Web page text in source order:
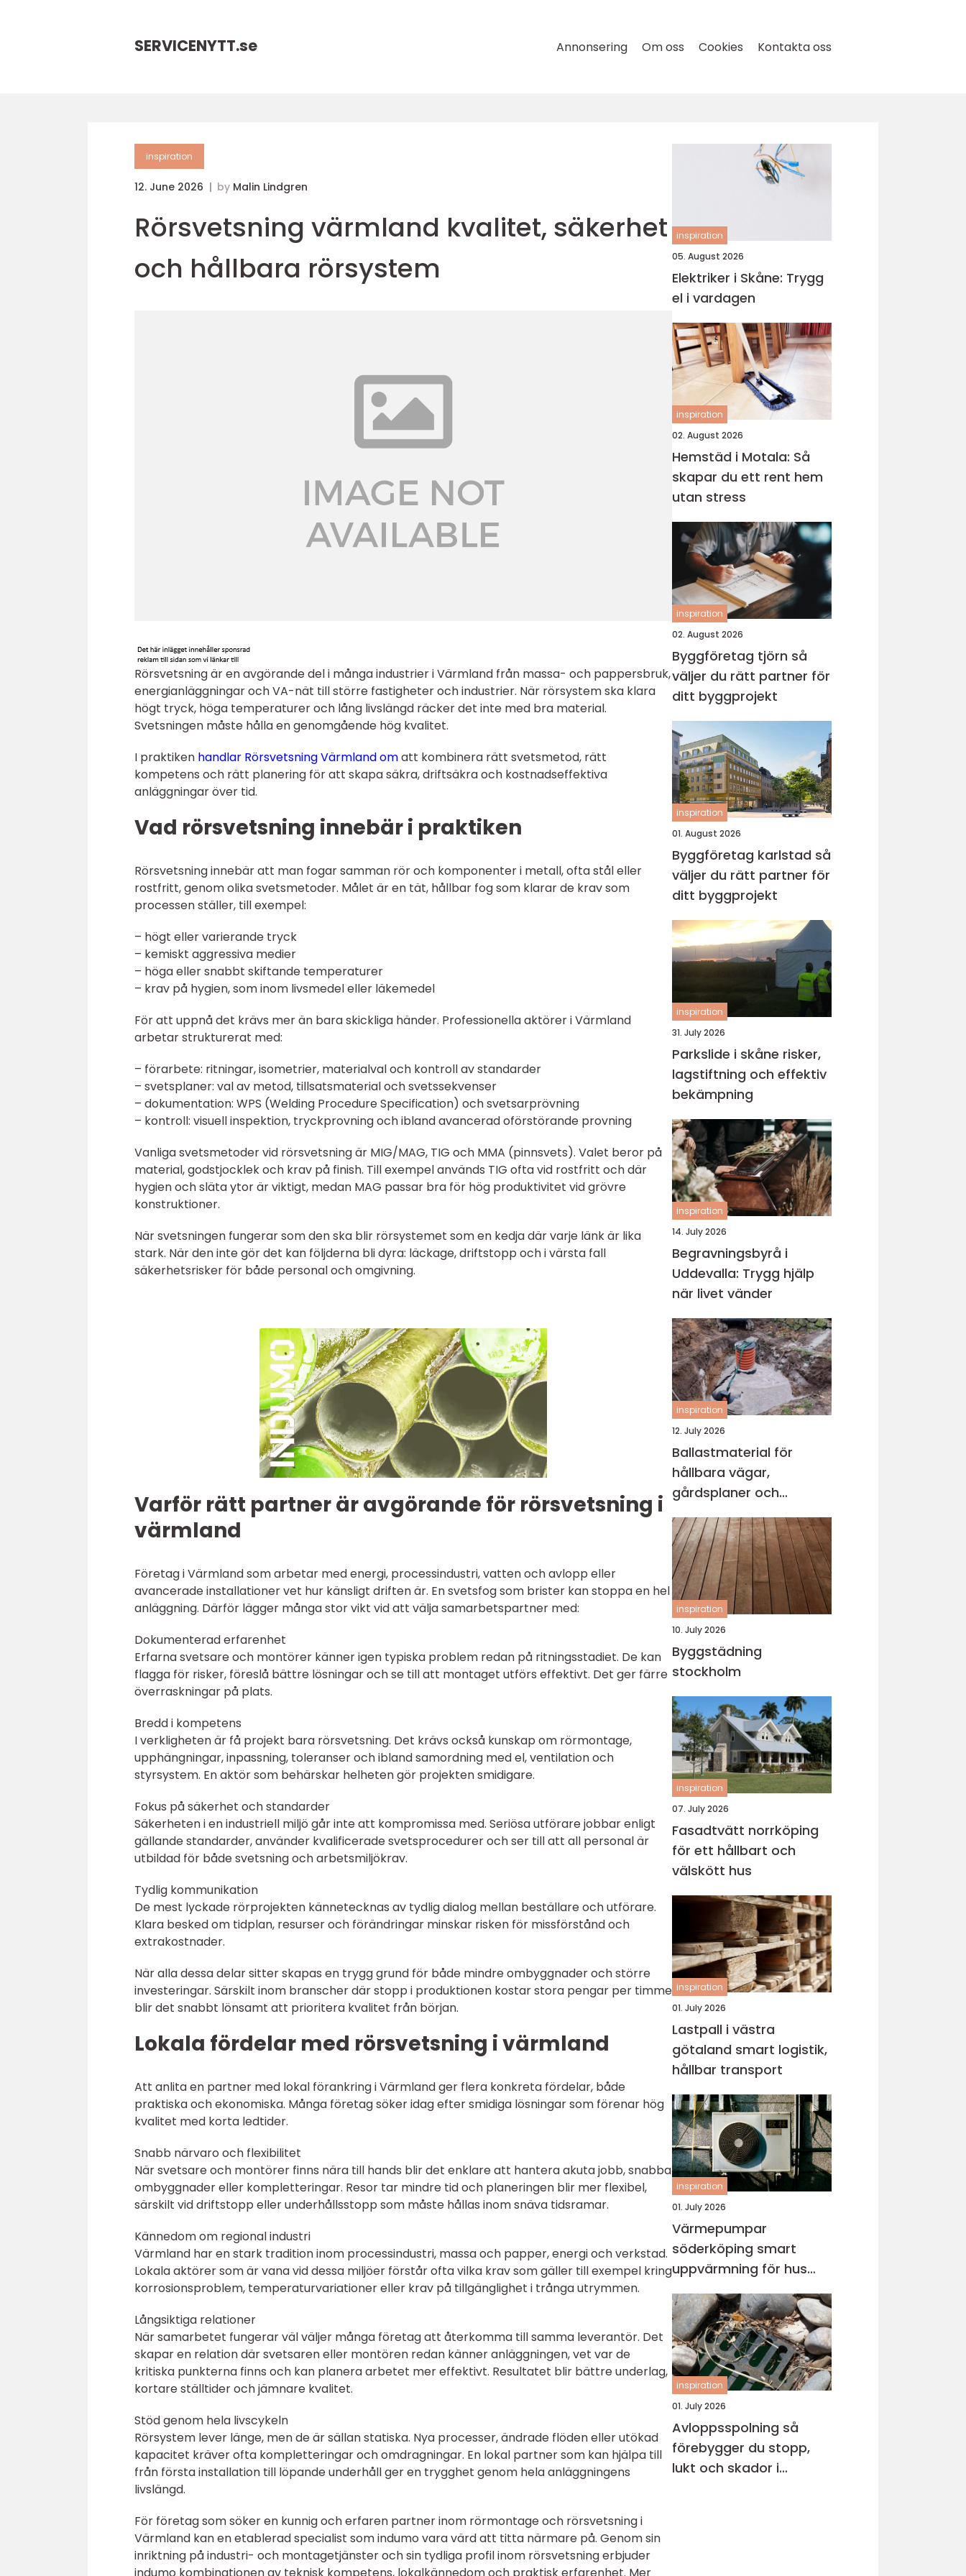
SERVICENYTT.se Annonsering Om oss Cookies Kontakta oss
inspiration
12. June 2026 by Malin Lindgren
Rörsvetsning värmland kvalitet, säkerhet
och hållbara rörsystem
Rörsvetsning är en avgörande del i många industrier i Värmland från massa- och pappersbruk,
energianläggningar och VA-nät till större fastigheter och industrier. När rörsystem ska klara
högt tryck, höga temperaturer och lång livslängd räcker det inte med bra material.
Svetsningen måste hålla en genomgående hög kvalitet.
I praktiken handlar Rörsvetsning Värmland omatt kombinera rätt svetsmetod, rätt
kompetens och rätt planering för att skapa säkra, driftsäkra och kostnadseffektiva
anläggningar över tid.
Vad rörsvetsning innebär i praktiken
Rörsvetsning innebär att man fogar samman rör och komponenter i metall, ofta stål eller
rostfritt, genom olika svetsmetoder. Målet är en tät, hållbar fog som klarar de krav som
processen ställer, till exempel:
– högt eller varierande tryck
– kemiskt aggressiva medier
– höga eller snabbt skiftande temperaturer
– krav på hygien, som inom livsmedel eller läkemedel
För att uppnå det krävs mer än bara skickliga händer. Professionella aktörer i Värmland
arbetar strukturerat med:
– förarbete: ritningar, isometrier, materialval och kontroll av standarder
– svetsplaner: val av metod, tillsatsmaterial och svetssekvenser
– dokumentation: WPS (Welding Procedure Specification) och svetsarprövning
– kontroll: visuell inspektion, tryckprovning och ibland avancerad oförstörande provning
Vanliga svetsmetoder vid rörsvetsning är MIG/MAG, TIG och MMA (pinnsvets). Valet beror på
material, godstjocklek och krav på finish. Till exempel används TIG ofta vid rostfritt och där
hygien och släta ytor är viktigt, medan MAG passar bra för hög produktivitet vid grövre
konstruktioner.
När svetsningen fungerar som den ska blir rörsystemet som en kedja där varje länk är lika
stark. När den inte gör det kan följderna bli dyra: läckage, driftstopp och i värsta fall
säkerhetsrisker för både personal och omgivning.
Varför rätt partner är avgörande för rörsvetsning i
värmland
Företag i Värmland som arbetar med energi, processindustri, vatten och avlopp eller
avancerade installationer vet hur känsligt driften är. En svetsfog som brister kan stoppa en hel
anläggning. Därför lägger många stor vikt vid att välja samarbetspartner med:
Dokumenterad erfarenhet
Erfarna svetsare och montörer känner igen typiska problem redan på ritningsstadiet. De kan
flagga för risker, föreslå bättre lösningar och se till att montaget utförs effektivt. Det ger färre
överraskningar på plats.
Bredd i kompetens
I verkligheten är få projekt bara rörsvetsning. Det krävs också kunskap om rörmontage,
upphängningar, inpassning, toleranser och ibland samordning med el, ventilation och
styrsystem. En aktör som behärskar helheten gör projekten smidigare.
Fokus på säkerhet och standarder
Säkerheten i en industriell miljö går inte att kompromissa med. Seriösa utförare jobbar enligt
gällande standarder, använder kvalificerade svetsprocedurer och ser till att all personal är
utbildad för både svetsning och arbetsmiljökrav.
Tydlig kommunikation
De mest lyckade rörprojekten kännetecknas av tydlig dialog mellan beställare och utförare.
Klara besked om tidplan, resurser och förändringar minskar risken för missförstånd och
extrakostnader.
När alla dessa delar sitter skapas en trygg grund för både mindre ombyggnader och större
investeringar. Särskilt inom branscher där stopp i produktionen kostar stora pengar per timme
blir det snabbt lönsamt att prioritera kvalitet från början.
Lokala fördelar med rörsvetsning i värmland
Att anlita en partner med lokal förankring i Värmland ger flera konkreta fördelar, både
praktiska och ekonomiska. Många företag söker idag efter smidiga lösningar som förenar hög
kvalitet med korta ledtider.
Snabb närvaro och flexibilitet
När svetsare och montörer finns nära till hands blir det enklare att hantera akuta jobb, snabba
ombyggnader eller kompletteringar. Resor tar mindre tid och planeringen blir mer flexibel,
särskilt vid driftstopp eller underhållsstopp som måste hållas inom snäva tidsramar.
Kännedom om regional industri
Värmland har en stark tradition inom processindustri, massa och papper, energi och verkstad.
Lokala aktörer som är vana vid dessa miljöer förstår ofta vilka krav som gäller till exempel kring
korrosionsproblem, temperaturvariationer eller krav på tillgänglighet i trånga utrymmen.
Långsiktiga relationer
När samarbetet fungerar väl väljer många företag att återkomma till samma leverantör. Det
skapar en relation där svetsaren eller montören redan känner anläggningen, vet var de
kritiska punkterna finns och kan planera arbetet mer effektivt. Resultatet blir bättre underlag,
kortare ställtider och jämnare kvalitet.
Stöd genom hela livscykeln
Rörsystem lever länge, men de är sällan statiska. Nya processer, ändrade flöden eller utökad
kapacitet kräver ofta kompletteringar och omdragningar. En lokal partner som kan hjälpa till
från första installation till löpande underhåll ger en trygghet genom hela anläggningens
livslängd.
För företag som söker en kunnig och erfaren partner inom rörmontage och rörsvetsning i
Värmland kan en etablerad specialist som indumo vara värd att titta närmare på. Genom sin
inriktning på industri- och montagetjänster och sin tydliga profil inom rörsvetsning erbjuder
inspiration
05. August 2026
Elektriker i Skåne: Trygg
el i vardagen
inspiration
02. August 2026
Hemstäd i Motala: Så
skapar du ett rent hem
utan stress
inspiration
02. August 2026
Byggföretag tjörn så
väljer du rätt partner för
ditt byggprojekt
inspiration
01. August 2026
Byggföretag karlstad så
väljer du rätt partner för
ditt byggprojekt
inspiration
31. July 2026
Parkslide i skåne risker,
lagstiftning och effektiv
bekämpning
inspiration
14. July 2026
Begravningsbyrå i
Uddevalla: Trygg hjälp
när livet vänder
inspiration
12. July 2026
Ballastmaterial för
hållbara vägar,
gårdsplaner och
byggprojekt
inspiration
10. July 2026
Byggstädning
stockholm
inspiration
07. July 2026
Fasadtvätt norrköping
för ett hållbart och
välskött hus
inspiration
01. July 2026
Lastpall i västra
götaland smart logistik,
hållbar transport
inspiration
01. July 2026
Värmepumpar
söderköping smart
uppvärmning för hus
och fritidsboende
inspiration
01. July 2026
Avloppsspolning så
förebygger du stopp,
lukt och skador i